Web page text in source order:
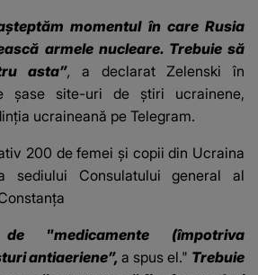
momentul în care Rusia
armele nucleare. Trebuie să
asta”,a declarat Zelenski în
şase site-uri de ştiri ucrainene,
ucraineană pe Telegram.
200 de femei şi copii din Ucraina
sediului Consulatului general al
"medicamente (împotriva
antiaeriene”, a spus el." Trebuie